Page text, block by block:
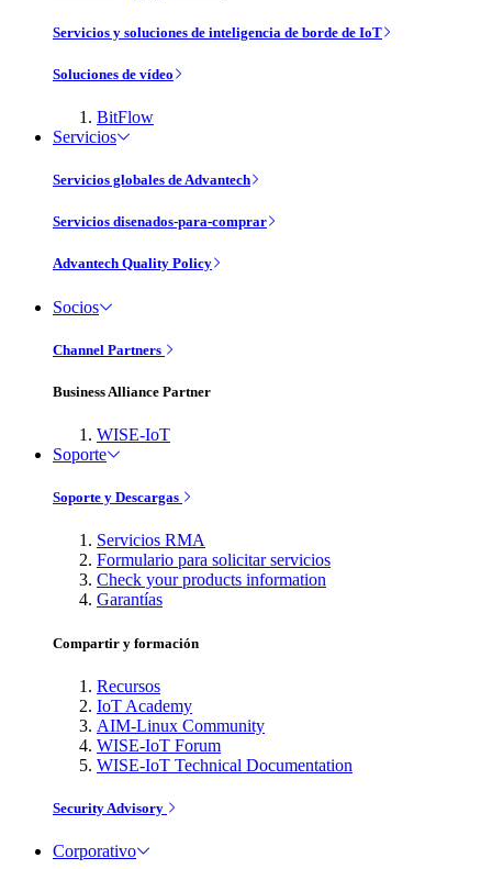
Servicios y soluciones de inteligencia de borde de IoT
Soluciones de vídeo
BitFlow
Servicios
Servicios globales de Advantech
Servicios disenados-para-comprar
Advantech Quality Policy
Socios
Channel Partners
Business Alliance Partner
WISE-IoT
Soporte
Soporte y Descargas
Servicios RMA
Formulario para solicitar servicios
Check your products information
Garantías
Compartir y formación
Recursos
IoT Academy
AIM-Linux Community
WISE-IoT Forum
WISE-IoT Technical Documentation
Security Advisory
Corporativo